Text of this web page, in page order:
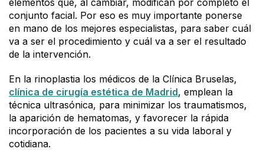
elementos que, al cambiar, modifican por completo el
conjunto facial. Por eso es muy importante ponerse
en mano de los mejores especialistas, para saber cuál
va a ser el procedimiento y cuál va a ser el resultado
de la intervención.
En la rinoplastia los médicos de la Clínica Bruselas,
clínica de cirugía estética de Madrid, emplean la
técnica ultrasónica, para minimizar los traumatismos,
la aparición de hematomas, y favorecer la rápida
incorporación de los pacientes a su vida laboral y
cotidiana.